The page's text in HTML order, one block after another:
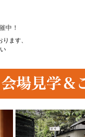
中！
ます、